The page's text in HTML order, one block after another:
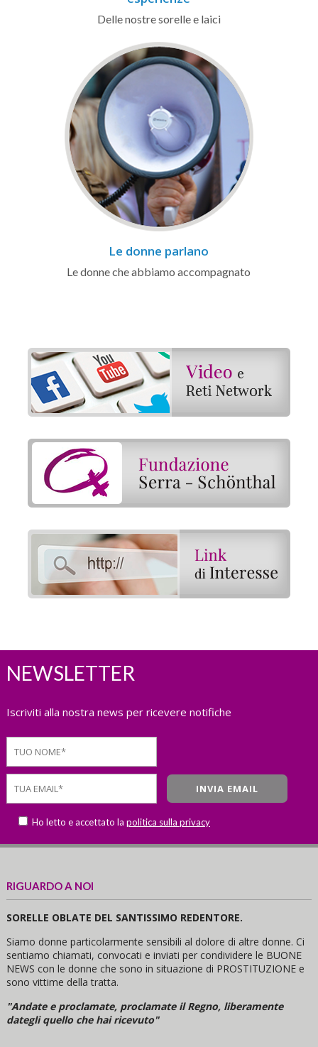
Delle nostre sorelle e laici
Le donne parlano
Le donne che abbiamo accompagnato
NEWSLETTER
Iscriviti alla nostra news per ricevere notifiche
Ho letto e accettato la politica sulla privacy
RIGUARDO A NOI
SORELLE OBLATE DEL SANTISSIMO REDENTORE.
Siamo donne particolarmente sensibili al dolore di altre donne. Ci
sentiamo chiamati, convocati e inviati per condividere le BUONE
NEWS con le donne che sono in situazione di PROSTITUZIONE e
sono vittime della tratta.
"Andate e proclamate, proclamate il Regno, liberamente
dategli quello che hai ricevuto"